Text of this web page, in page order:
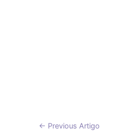
Navegação
← Previous Artigo